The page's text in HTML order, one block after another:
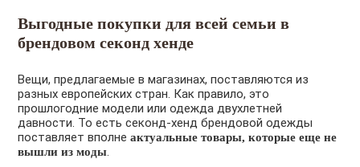
Выгодные покупки для всей семьи в
брендовом секонд хенде
Вещи, предлагаемые в магазинах, поставляются из
разных европейских стран. Как правило, это
прошлогодние модели или одежда двухлетней
давности. То есть секонд-хенд брендовой одежды
поставляет вполнеактуальные товары, которые еще не
вышли из моды.